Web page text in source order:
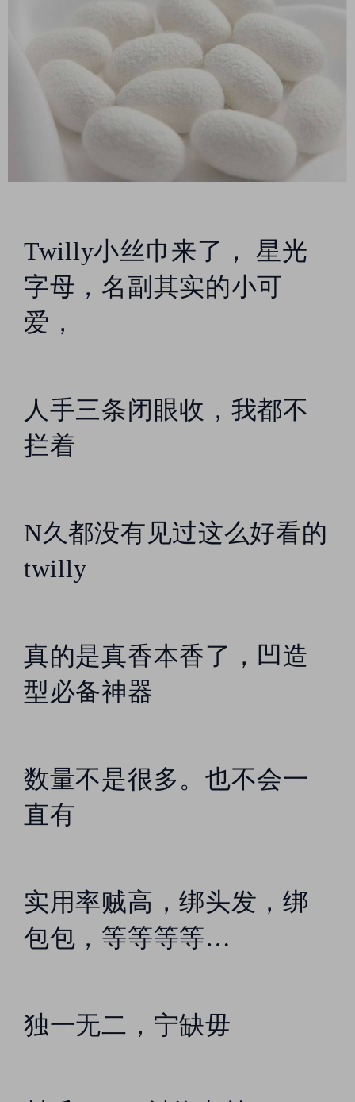
材质:100%斜纹真丝
尺寸120/6cm 我们长期与淘
宝，天猫，抖音等电商平
台合作，支持一件代发
一一上架 需要更多其他品